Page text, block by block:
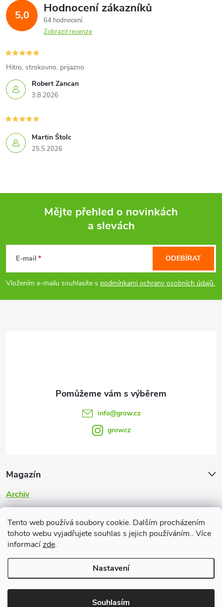
Tento web používá soubory cookie. Dalším procházením
tohoto webu vyjadřujete souhlas s jejich používáním.. Více
informacízde.
Nastavení
Souhlasím
d
a
c
í
p
r
v
k
v
i
s
u
5,0 Hodnocení zákazníků
64 hodnocení
Zobrazit recenze
Robert Zancan
3.8.2026
Hitro, strokovno, prijazno
Martin Štolc
25.5.2026
p
a
Mějte přehled o novinkách
a slevách
E-mail
Vložením e-mailu souhlasíte s podmínkami ochrany osobních údajů.
ODEBÍRAT
Magazín
Archiv
info@grow.cz
growcz
Copyright 2026Grow.cz. Všechna práva vyhrazena.